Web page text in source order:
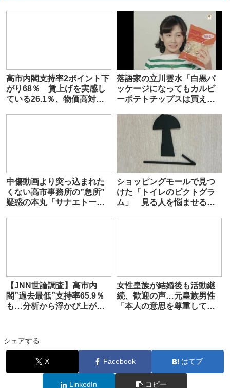
高市内閣支持率2ポイント下
がり68％ 賃上げを実感し
ている26.1％、物価高対策
落語家の立川雲水「白黒パ
ッケージになってもカルビ
ーポテトチップスは買えま
ナフサは買えません」
中傷動画より突っ込まれた
くない高市事務所の”急所”
疑惑の本丸「サナエトーク
ショッピングモールで見つ
けた「トイレのピクトグラ
ム」 見る人を悩ませるデ
【JNN世論調査】高市内
閣”過去最低”支持率65.9％
も…分析から浮かび上がる
改正案
女性皇族が結婚後も活動継
続、歓迎の声…元皇族男性
「本人の意思を尊重してほ
シェアする
X Facebook はてブ
LinkedIn コピー